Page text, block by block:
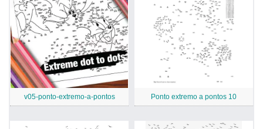
v05-ponto-extremo-a-pontos Ponto extremo a pontos 10